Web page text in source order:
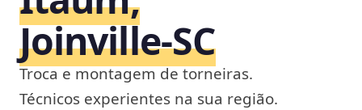
Joinville‑SC
Troca e montagem de torneiras.
Técnicos experientes na sua região.